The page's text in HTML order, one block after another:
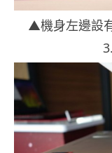
▲機身左邊設